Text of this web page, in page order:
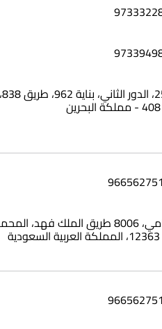
شقة 25، الدور الثاني، بناية 962، طريق 838،
بناية وامي، 8006 طريق الملك فهد،